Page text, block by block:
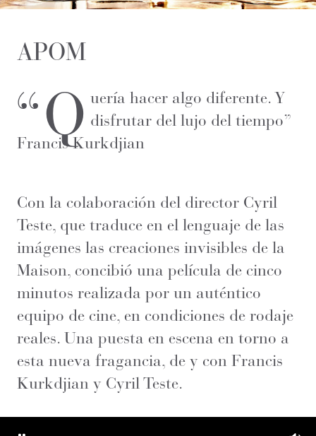
APOM
“Q uería hacer algo diferente. Y
disfrutar del lujo del tiempo”
Francis Kurkdjian
Con la colaboración del director Cyril
Teste, que traduce en el lenguaje de las
imágenes las creaciones invisibles de la
Maison, concibió una película de cinco
minutos realizada por un auténtico
equipo de cine, en condiciones de rodaje
reales. Una puesta en escena en torno a
esta nueva fragancia, de y con Francis
Kurkdjian y Cyril Teste.